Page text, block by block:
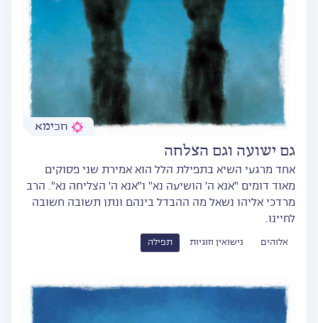
חכימא
גם ישועה וגם הצלחה
אחד מרגעי השיא בתפילת הלל הוא אמירת שני פסוקים
מאוד דומים "אנא ה' הושיעה נא" ו"אנא ה' הצליחה נא". הרב
מרדכי אליהו נשאל מה ההבדל בינהם ונתן תשובה חשובה
לחיינו.
אלוהים נישואין וזוגיות תפילה